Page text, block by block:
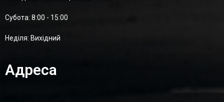
Суботa: 8:00 - 15:00
Неділя: Вихідний
Адреса